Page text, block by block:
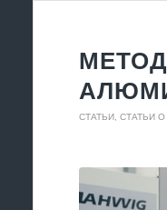
СТАТЬИ СТАТЬИ